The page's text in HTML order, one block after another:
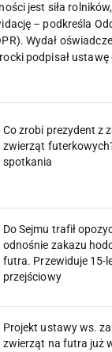
jest siła
– podkreśla
Wydał
podpisał
Co zrobi prezydent z
zwierząt
spotkania
Do Sejmu trafił
odnośnie zakazu
futra. Przewiduje 15-
przejściowy
Projekt ustawy ws.
zwierząt na futra już